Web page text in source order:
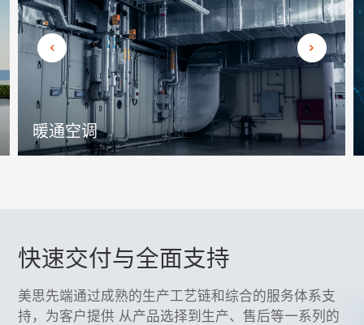
暖通空调
快速交付与全面支持
美思先端通过成熟的生产工艺链和综合的服务体系支
持，为客户提供 从产品选择到生产、售后等一系列的